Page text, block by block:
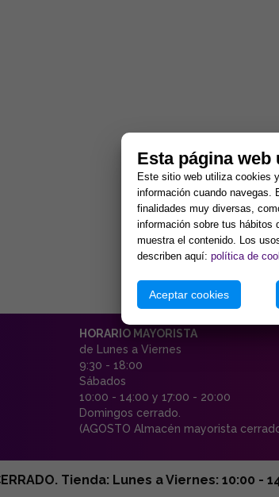
HORARIO MAYORISTA
de Lunes a Viernes
9:30 - 18:00
Sábados
10:00 - 14:00 y 17:00 - 20:00
Domingos cerrado.
(AGOSTO Almacén mayorista
Tienda: Lunes a Viernes: 10:00 -
Esta página web
Este sitio web utiliza cookies
información cuando navegas.
finalidades muy diversas,
información sobre tus hábitos
muestra el contenido. Los
describen aquí: política de
Aceptar cookies